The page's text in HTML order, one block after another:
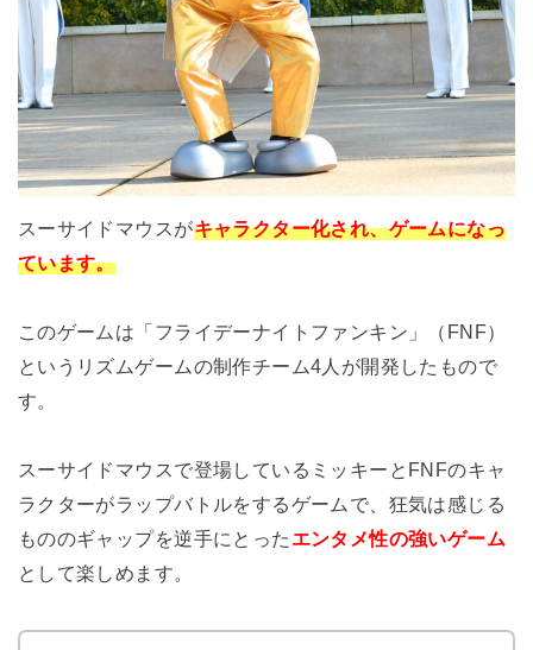
スーサイドマウスがキャラクター化され、ゲームになっ
ています。
このゲームは「フライデーナイトファンキン」（FNF）
というリズムゲームの制作チーム4人が開発したもので
す。
スーサイドマウスで登場しているミッキーとFNFのキャ
ラクターがラップバトルをするゲームで、狂気は感じる
もののギャップを逆手にとった エンタメ性の強いゲーム
として楽しめます。